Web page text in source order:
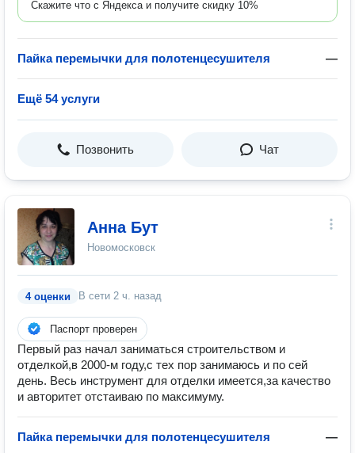
Скажите что с Яндекса и получите скидку 10%
Пайка перемычки для полотенцесушителя —
Ещё 54 услуги
Позвонить Чат
Анна Бут
Новомосковск
4 оценки В сети 2 ч. назад
Паспорт проверен
Первый раз начал заниматься строительством и
отделкой,в 2000-м году,с тех пор занимаюсь и по сей
день. Весь инструмент для отделки имеется,за качество
и авторитет отстаиваю по максимуму.
Пайка перемычки для полотенцесушителя —